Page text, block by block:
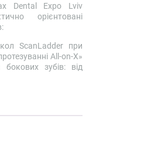
Dental Expo Lviv
орієнтовані
ScanLadder при
All-on-X»
зубів: від